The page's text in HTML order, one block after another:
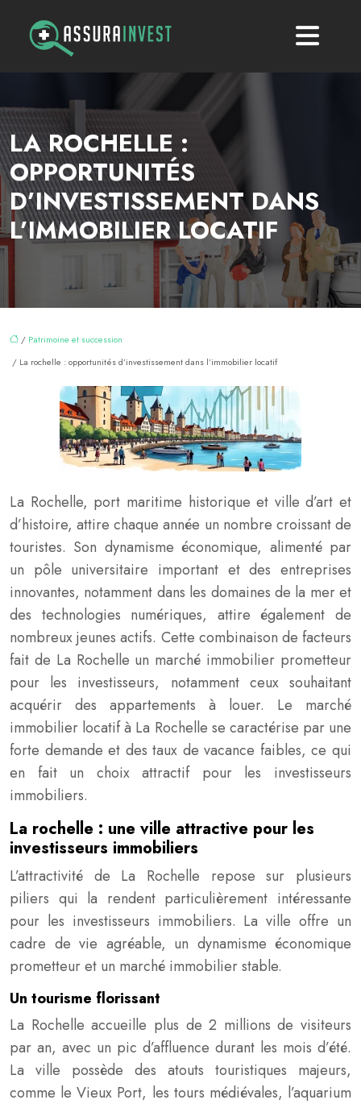
LA ROCHELLE :
OPPORTUNITÉS
D’INVESTISSEMENT DANS
L’IMMOBILIER LOCATIF
/ Patrimoine et succession
/ La rochelle : opportunités d’investissement dans l’immobilier locatif
La Rochelle, port maritime historique et ville d’art et
d’histoire, attire chaque année un nombre croissant de
touristes. Son dynamisme économique, alimenté par
un pôle universitaire important et des entreprises
innovantes, notamment dans les domaines de la mer et
des technologies numériques, attire également de
nombreux jeunes actifs. Cette combinaison de facteurs
fait de La Rochelle un marché immobilier prometteur
pour les investisseurs, notamment ceux souhaitant
acquérir des appartements à louer. Le marché
immobilier locatif à La Rochelle se caractérise par une
forte demande et des taux de vacance faibles, ce qui
en fait un choix attractif pour les investisseurs
immobiliers.
La rochelle : une ville attractive pour les
investisseurs immobiliers
L’attractivité de La Rochelle repose sur plusieurs
piliers qui la rendent particulièrement intéressante
pour les investisseurs immobiliers. La ville offre un
cadre de vie agréable, un dynamisme économique
prometteur et un marché immobilier stable.
Un tourisme florissant
La Rochelle accueille plus de 2 millions de visiteurs
par an, avec un pic d’affluence durant les mois d’été.
La ville possède des atouts touristiques majeurs,
comme le Vieux Port, les tours médiévales, l’aquarium